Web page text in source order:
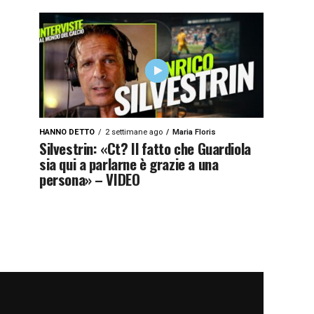
HANNO DETTO 2 settimane ago Maria Floris
Silvestrin: «Ct? Il fatto che Guardiola
sia qui a parlarne è grazie a una
persona» – VIDEO